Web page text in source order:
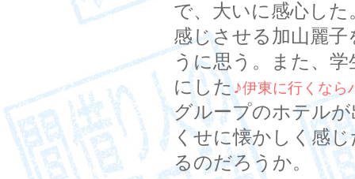
で、大いに感心し
感じさせる加山麗
うに思う。また、
にした♪伊東に行くなら
グループのホテル
くせに懐かしく感
るのだろうか。